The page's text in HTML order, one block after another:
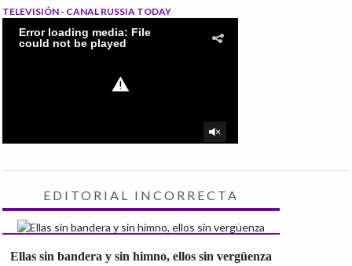
TELEVISIÓN - CANAL RUSSIA TODAY
EDITORIAL INCORRECTA
Ellas sin bandera y sin himno, ellos sin vergüenza